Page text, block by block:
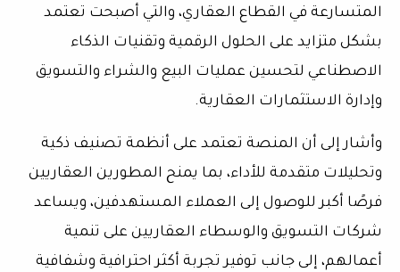
المتسارعة في القطاع العقاري، والتي أصبحت تعتمد
بشكل متزايد على الحلول الرقمية وتقنيات الذكاء
الاصطناعي لتحسين عمليات البيع والشراء والتسويق
وإدارة الاستثمارات العقارية.
وأشار إلى أن المنصة تعتمد على أنظمة تصنيف ذكية
وتحليلات متقدمة للأداء، بما يمنح المطورين العقاريين
فرصًا أكبر للوصول إلى العملاء المستهدفين، ويساعد
شركات التسويق والوسطاء العقاريين على تنمية
أعمالهم، إلى جانب توفير تجربة أكثر احترافية وشفافية